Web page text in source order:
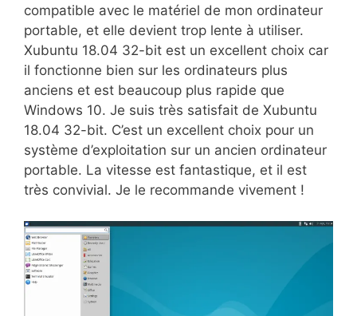
compatible avec le matériel de mon ordinateur
portable, et elle devient trop lente à utiliser.
Xubuntu 18.04 32-bit est un excellent choix car
il fonctionne bien sur les ordinateurs plus
anciens et est beaucoup plus rapide que
Windows 10. Je suis très satisfait de Xubuntu
18.04 32-bit. C’est un excellent choix pour un
système d’exploitation sur un ancien ordinateur
portable. La vitesse est fantastique, et il est
très convivial. Je le recommande vivement !